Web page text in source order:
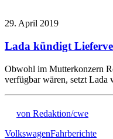
29. April 2019
Lada kündigt
Obwohl im Mutterkonzern
verfügbar wären, setzt Lada
von Redaktion/cwe
VolkswagenFahrberichte